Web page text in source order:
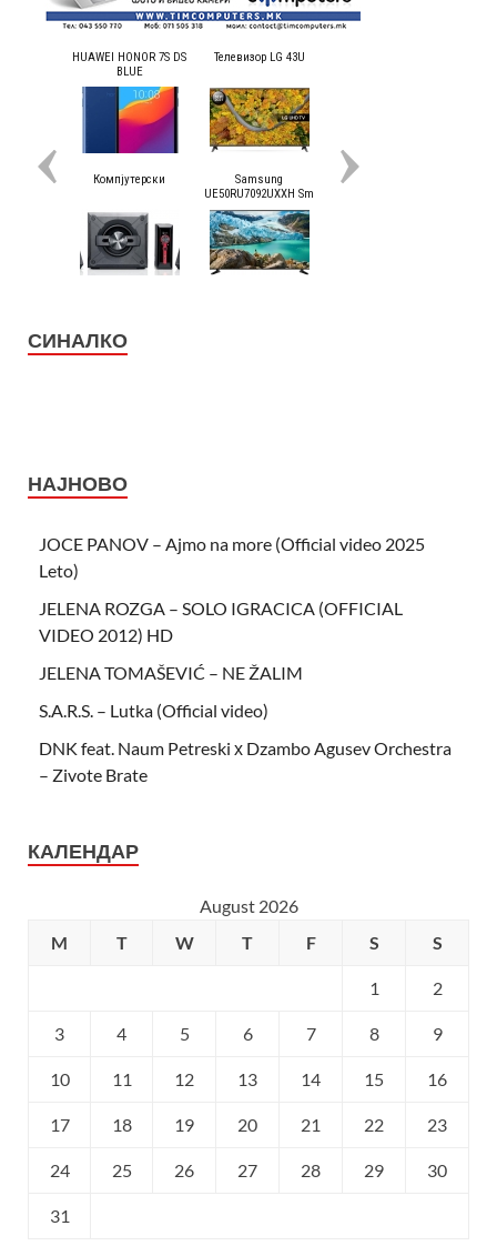
СИНАЛКО
НАЈНОВО
JOCE PANOV – Ajmo na more (Official video 2025
Leto)
JELENA ROZGA – SOLO IGRACICA (OFFICIAL
VIDEO 2012) HD
JELENA TOMAŠEVIĆ – NE ŽALIM
S.A.R.S. – Lutka (Official video)
DNK feat. Naum Petreski х Dzambo Agusev Orchestra
– Zivote Brate
КАЛЕНДАР
August 2026
M
T W T F S S
1 2
3 4 5 6 7 8 9
10 11 12 13 14 15 16
17 18 19 20 21 22 23
24 25 26 27 28 29 30
31